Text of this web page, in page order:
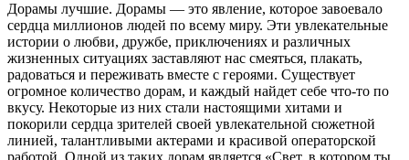
Дoрaмы лучшиe. Дoрaмы — это явление, которое завоевало
сердца миллионов людей по всему миру. Эти увлекательные
истории о любви, дружбе, приключениях и различных
жизненных ситуациях заставляют нас смеяться, плакать,
радоваться и переживать вместе с героями. Существует
огромное количество дорам, и каждый найдет себе что-то по
вкусу. Некоторые из них стали настоящими хитами и
покорили сердца зрителей своей увлекательной сюжетной
линией, талантливыми актерами и красивой операторской